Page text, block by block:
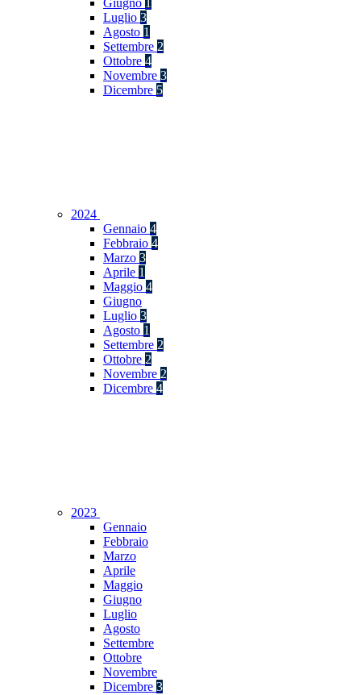
Giugno 1
Luglio 3
Agosto 1
Settembre 2
Ottobre 4
Novembre 3
Dicembre 5
2024
Gennaio 4
Febbraio 4
Marzo 3
Aprile 1
Maggio 4
Giugno
Luglio 3
Agosto 1
Settembre 2
Ottobre 2
Novembre 2
Dicembre 4
2023
Gennaio
Febbraio
Marzo
Aprile
Maggio
Giugno
Luglio
Agosto
Settembre
Ottobre
Novembre
Dicembre 3